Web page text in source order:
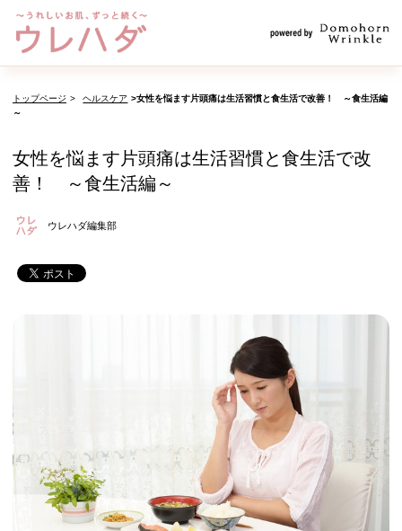
トップページ ヘルスケア
女性を悩ます片頭痛は生活習慣と食生活で改善！ ～食生活編
～
女性を悩ます片頭痛は生活習慣と食生活で改
善！ ～食生活編～
ウレハダ編集部